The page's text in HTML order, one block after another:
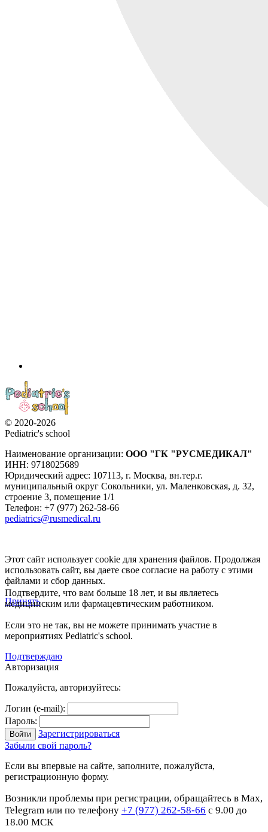
© 2020-2026
Pediatric's school
Наименование организации: ООО "ГК "РУСМЕДИКАЛ"
ИНН: 9718025689
Юридический адрес: 107113, г. Москва, вн.тер.г.
муниципальный округ Сокольники, ул. Маленковская, д. 32,
строение 3, помещение 1/1
Телефон: +7 (977) 262-58-66
pediatrics@rusmedical.ru
Этот сайт использует cookie для хранения файлов. Продолжая
использовать сайт, вы даете свое согласие на работу с этими
файлами и сбор данных.
Принять
Подтвердите, что вам больше 18 лет, и вы являетесь
медицинским или фармацевтическим работником.
Если это не так, вы не можете принимать участие в
мероприятиях Pediatric's school.
Подтверждаю
Авторизация
Пожалуйста, авторизуйтесь:
Логин (e-mail):
Пароль:
Зарегистрироваться
Забыли свой пароль?
Если вы впервые на сайте, заполните, пожалуйста,
регистрационную форму.
Возникли проблемы при регистрации, обращайтесь в Max,
Telegram или по телефону +7 (977) 262-58-66 с 9.00 до
18.00 МСК